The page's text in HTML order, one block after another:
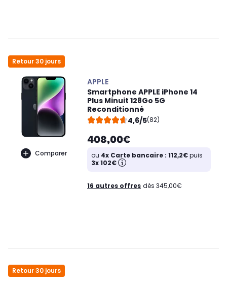
Retour 30 jours
Comparer
APPLE
Smartphone APPLE iPhone 14
Plus Minuit 128Go 5G
Reconditionné
4,6/5(82)
408,00€
ou 4x Carte bancaire : 112,2€puis
3x 102€
16 autres offres dès 345,00€
Retour 30 jours